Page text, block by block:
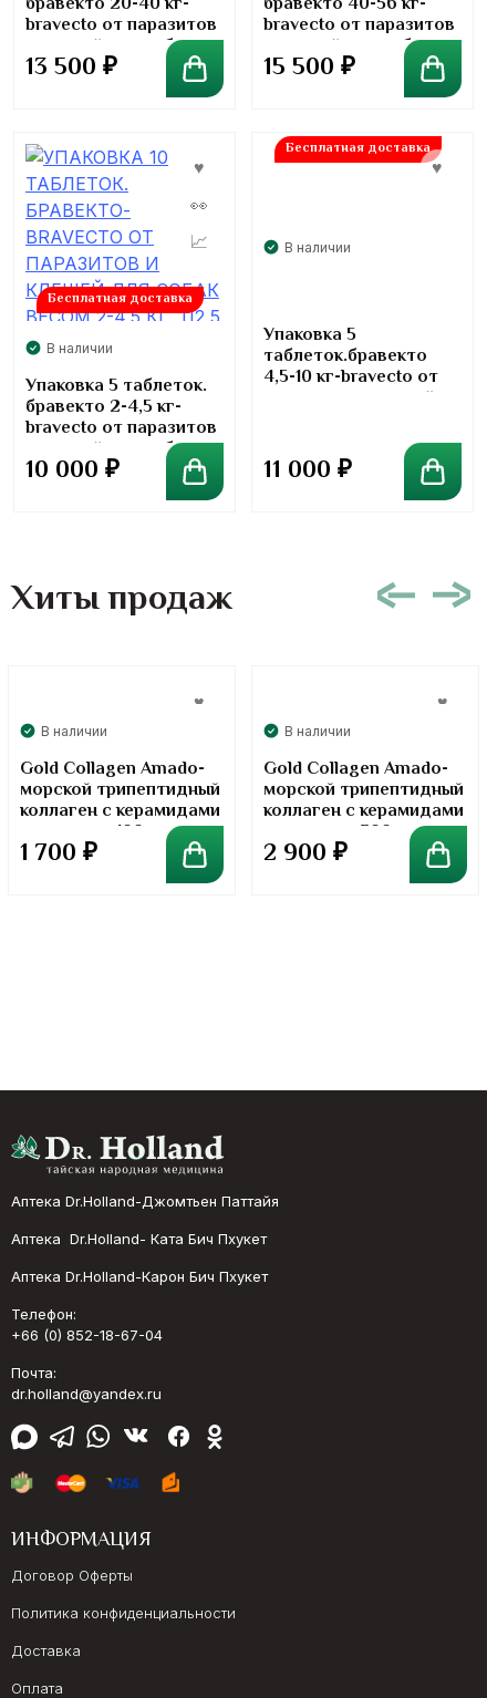
bravecto от паразитов
и клещей для собак
весом. 1000 мг
13 500 ₽
bravecto от паразитов
и клещей для собак.
1400 мг
15 500 ₽
Бесплатная доставка
В наличии
Упаковка 5 таблеток.
бравекто 2-4,5 кг-
bravecto от паразитов
и клещей для собак
весом. 112,5 мг
10 000 ₽
Бесплатная доставка
В наличии
Упаковка 5
таблеток.бравекто
4,5-10 кг-bravecto от
паразитов и клещей
11 000 ₽
Хиты продаж
В наличии
Gold Collagen Amado-
морской трипептидный
коллаген с керамидами
в порошке. 100 грамм
1 700 ₽
В наличии
Gold Collagen Amado-
морской трипептидный
коллаген с керамидами
в порошке. 300 грамм
2 900 ₽
Аптека Dr.Holland-Джомтьен Паттайя
Аптека Dr.Holland- Ката Бич Пхукет
Аптека Dr.Holland-Карон Бич Пхукет
Телефон:
+66 (0) 852-18-67-04
Почта:
dr.holland@yandex.ru
ИНФОРМАЦИЯ
Договор Оферты
Политика конфиденциальности
Доставка
Оплата